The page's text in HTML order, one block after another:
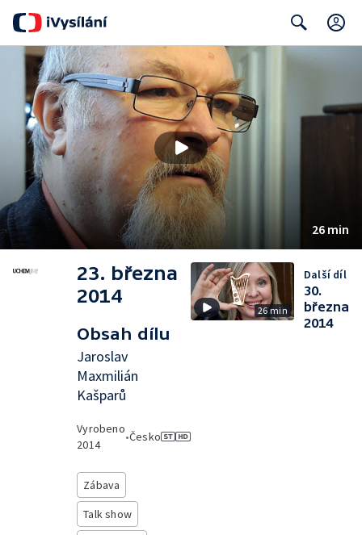
Search
26 min
23. března
2014
Obsah dílu
Jaroslav
Maxmilián
Kašparů
Vyrobeno
2014
•Česko
Zábava
Talk show
26 min
Další díl
30.
března
2014